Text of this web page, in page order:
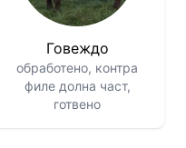
Говеждо
обработено, контра
филе долна част,
готвено